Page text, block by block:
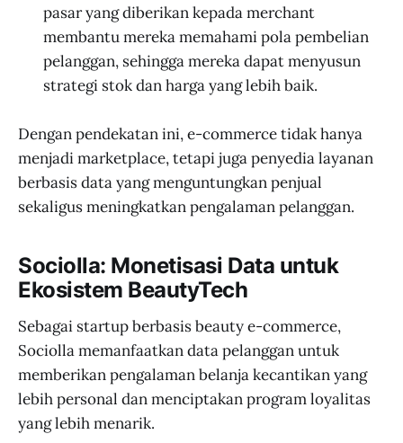
pasar yang diberikan kepada merchant
membantu mereka memahami pola pembelian
pelanggan, sehingga mereka dapat menyusun
strategi stok dan harga yang lebih baik.
Dengan pendekatan ini, e-commerce tidak hanya
menjadi marketplace, tetapi juga penyedia layanan
berbasis data yang menguntungkan penjual
sekaligus meningkatkan pengalaman pelanggan.
Sociolla: Monetisasi Data untuk
Ekosistem BeautyTech
Sebagai startup berbasis beauty e-commerce,
Sociolla memanfaatkan data pelanggan untuk
memberikan pengalaman belanja kecantikan yang
lebih personal dan menciptakan program loyalitas
yang lebih menarik.